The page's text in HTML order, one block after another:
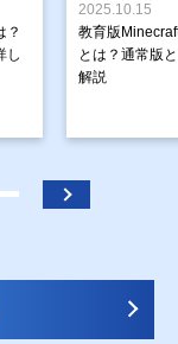
？
し
2025.10.15
教育版
とは？通常版
解説